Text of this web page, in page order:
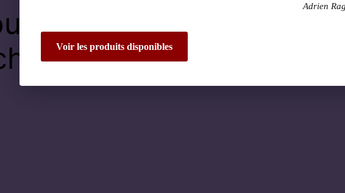
le dérangement !
de fantastique –
Adrien
Voir les produits disponibles